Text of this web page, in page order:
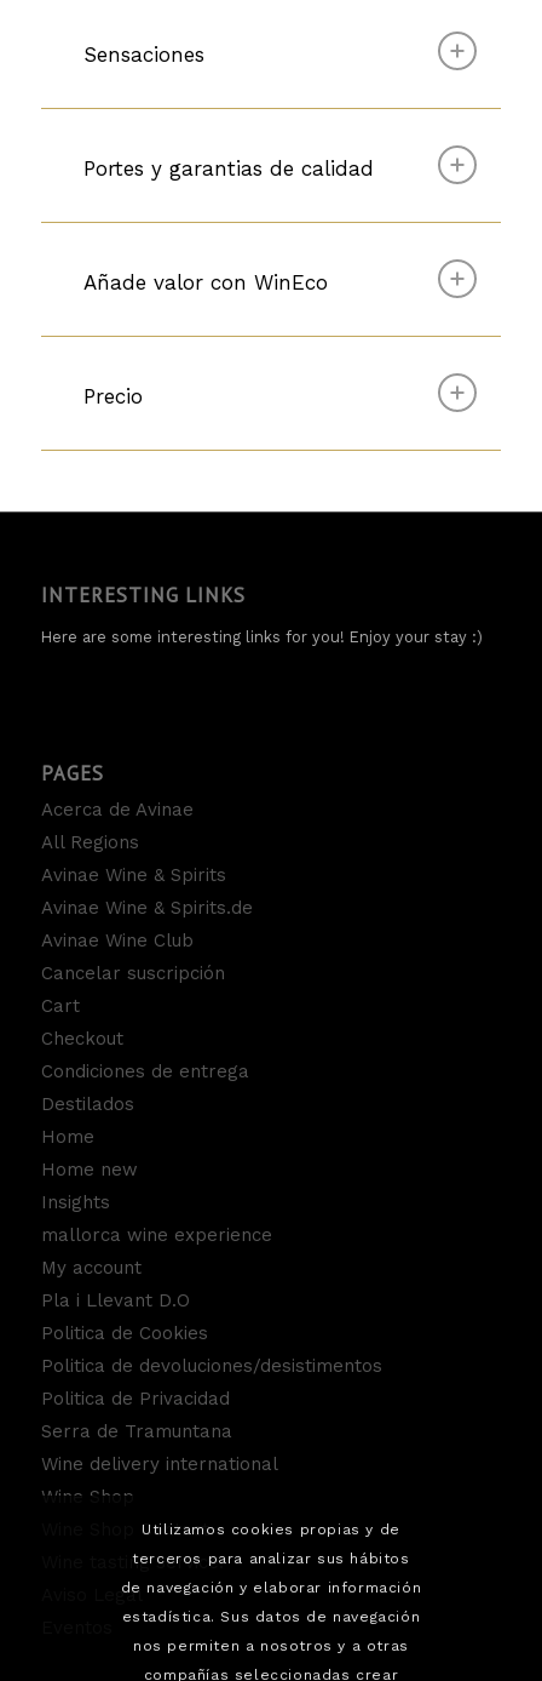
Sensaciones
Portes y garantias de calidad
Añade valor con WinEco
Precio
INTERESTING LINKS
Here are some interesting links for you! Enjoy your stay :)
PAGES
Acerca de Avinae
All Regions
Avinae Wine & Spirits
Avinae Wine & Spirits.de
Avinae Wine Club
Cancelar suscripción
Cart
Checkout
Condiciones de entrega
Destilados
Home
Home new
Insights
mallorca wine experience
My account
Pla i Llevant D.O
Politica de Cookies
Politica de devoluciones/desistimentos
Politica de Privacidad
Serra de Tramuntana
Wine delivery international
Wine Shop
Wine Shop Contact
Wine tasting service.
Aviso Legal
Utilizamos cookies propias y de
terceros para analizar sus hábitos
de navegación y elaborar información
estadística. Sus datos de navegación
nos permiten a nosotros y a otras
compañías seleccionadas crear